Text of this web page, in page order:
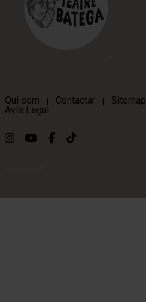
Qui som | Contactar | Sitemap
Avís Legal
Link a instagram
Link a youtube
Link a facebook
Link a ticktok